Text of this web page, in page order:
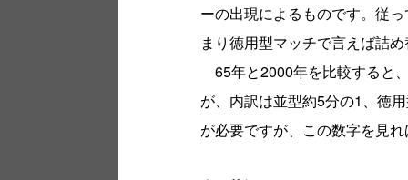
ーの出現によるものです。従
まり徳用型マッチで言えば詰
65年と2000年を比較すると
が、内訳は並型約5分の1、徳
が必要ですが、この数字を見